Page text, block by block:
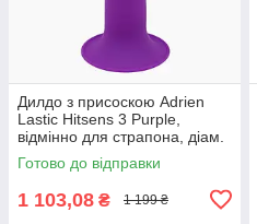
Дилдо з присоскою Adrien
Lastic Hitsens 3 Purple,
відмінно для страпона, діам.
4,1см, довжина 18,2см
Готово до відправки
1 103,08 ₴ 1 199 ₴